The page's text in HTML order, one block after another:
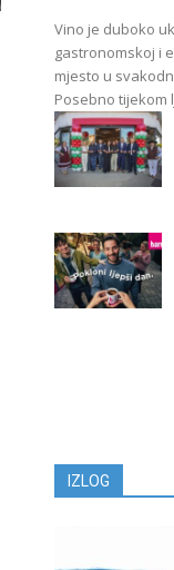
Vino je duboko
gastronomskoj i
mjesto u
Posebno tijekom
IZLOG